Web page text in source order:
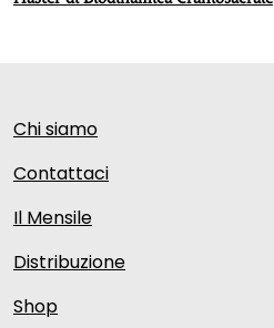
Chi siamo
Contattaci
Il Mensile
Distribuzione
Shop